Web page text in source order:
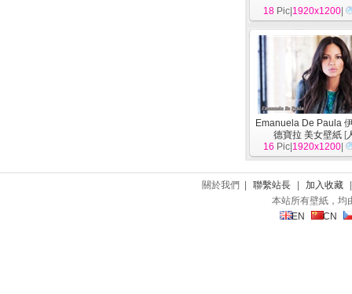
18 Pic| 1920x1200
Emanuela De Paula
德寶拉 美女壁紙 [
16 Pic| 1920x1200
關於我們 | 聯繫站長 加入收藏
本站所有壁紙，均
EN
CN